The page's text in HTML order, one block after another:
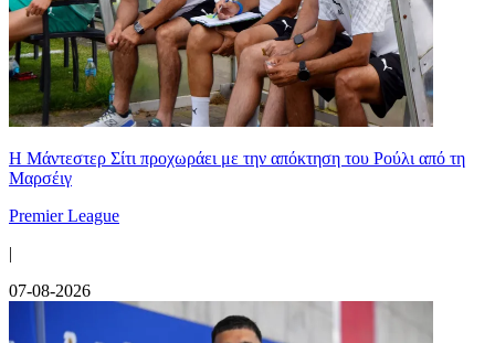
Η Μάντεστερ Σίτι προχωράει με την απόκτηση του Ρούλι από τη
Μαρσέιγ
Premier League
|
07-08-2026